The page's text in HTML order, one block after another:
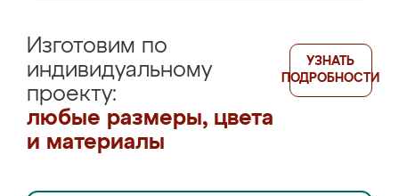
Изготовим по
индивидуальному
проекту:
любые размеры, цвета
и материалы
УЗНАТЬ
ПОДРОБНОСТИ